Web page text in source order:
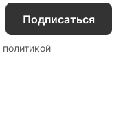
Подписаться
политикой